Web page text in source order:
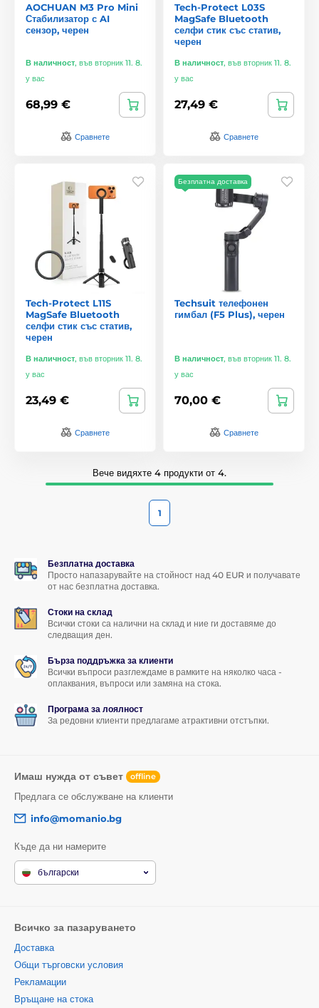
AOCHUAN M3 Pro Mini
Стабилизатор с AI
сензор, черен
В наличност, във вторник 11. 8.
у вас
68,99 €
Сравнете
Tech-Protect L03S
MagSafe Bluetooth
селфи стик със статив,
черен
В наличност, във вторник 11. 8.
у вас
27,49 €
Сравнете
Tech-Protect L11S
MagSafe Bluetooth
селфи стик със статив,
черен
В наличност, във вторник 11. 8.
у вас
23,49 €
Сравнете
Безплатна доставка
Techsuit телефонен
гимбал (F5 Plus), черен
В наличност, във вторник 11. 8.
у вас
70,00 €
Сравнете
Вече видяхте 4 продукти от 4.
1
Безплатна доставка
Просто напазарувайте на стойност над 40 EUR и получавате
от нас безплатна доставка.
Стоки на склад
Всички стоки са налични на склад и ние ги доставяме до
следващия ден.
Бърза поддръжка за клиенти
Всички въпроси разглеждаме в рамките на няколко часа -
оплаквания, въпроси или замяна на стока.
Програма за лоялност
За редовни клиенти предлагаме атрактивни отстъпки.
Имаш нужда от съвет offline
Предлага се обслужване на клиенти
info@momanio.bg
Къде да ни намерите
български
Всичко за пазаруването
Доставка
Общи търговски условия
Рекламации
Връщане на стока